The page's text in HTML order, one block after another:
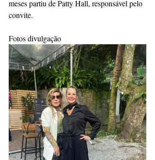
meses partiu de Patty Hall, responsável pelo
convite.
Fotos divulgação